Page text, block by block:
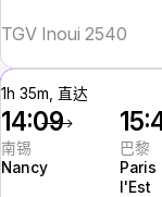
TGV Inoui 2540
1h 35m, 直达
14:09
南锡
Nancy
巴黎
Paris
l'Est